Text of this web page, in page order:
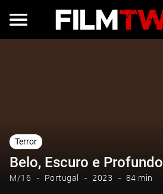
Terror
Belo, Escuro e Profundo
M/16 Portugal 2023 84 min